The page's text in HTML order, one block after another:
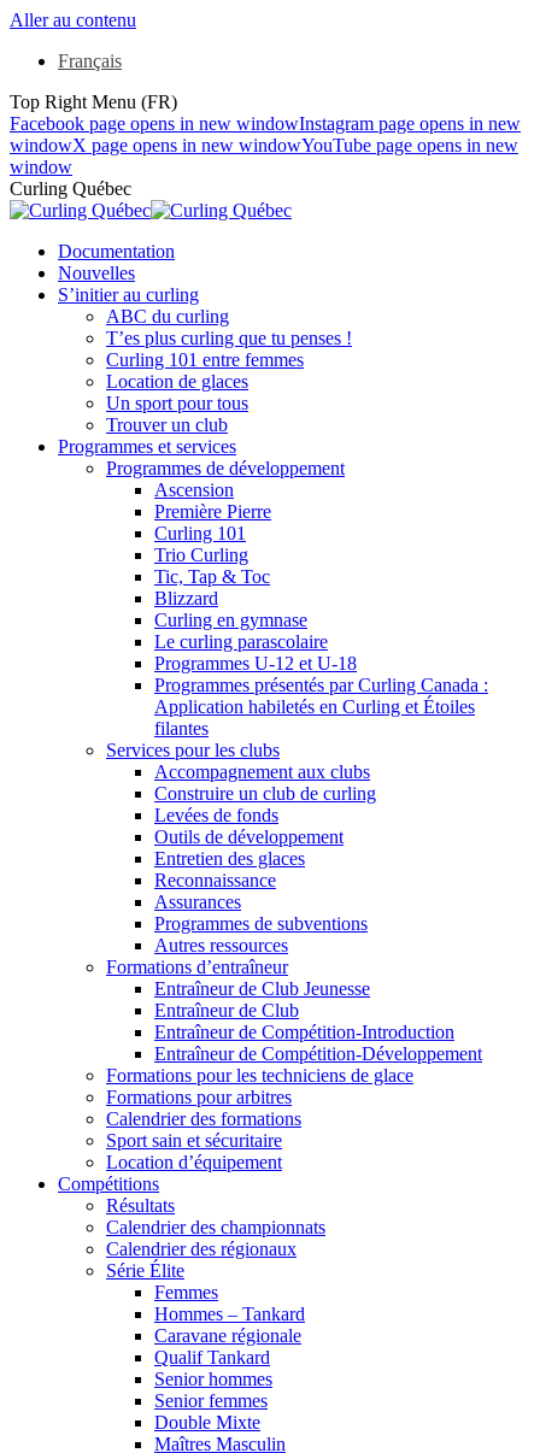
Aller au contenu
Français
Top Right Menu (FR)
Facebook page opens in new windowInstagram page opens in new
windowX page opens in new windowYouTube page opens in new
window
Curling Québec
Documentation
Nouvelles
S’initier au curling
ABC du curling
T’es plus curling que tu penses !
Curling 101 entre femmes
Location de glaces
Un sport pour tous
Trouver un club
Programmes et services
Programmes de développement
Ascension
Première Pierre
Curling 101
Trio Curling
Tic, Tap & Toc
Blizzard
Curling en gymnase
Le curling parascolaire
Programmes U-12 et U-18
Programmes présentés par Curling Canada :
Application habiletés en Curling et Étoiles
filantes
Services pour les clubs
Accompagnement aux clubs
Construire un club de curling
Levées de fonds
Outils de développement
Entretien des glaces
Reconnaissance
Assurances
Programmes de subventions
Autres ressources
Formations d’entraîneur
Entraîneur de Club Jeunesse
Entraîneur de Club
Entraîneur de Compétition-Introduction
Entraîneur de Compétition-Développement
Formations pour les techniciens de glace
Formations pour arbitres
Calendrier des formations
Sport sain et sécuritaire
Location d’équipement
Compétitions
Résultats
Calendrier des championnats
Calendrier des régionaux
Série Élite
Femmes
Hommes – Tankard
Caravane régionale
Qualif Tankard
Senior hommes
Senior femmes
Double Mixte
Maîtres Masculin